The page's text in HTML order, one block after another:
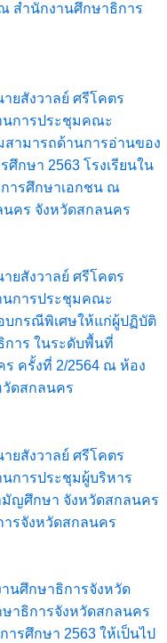
สำนักงานศึกษาธิการ
ยสังวาลย์ ศรีโคตร
นการประชุมคณะ
สามารถด้านการอ่านของ
กษา 2563 โรงเรียนใน
ารศึกษาเอกชน ณ
นคร จังหวัดสกลนคร
ยสังวาลย์ ศรีโคตร
นการประชุมคณะ
บกรณีพิเศษให้แก่ผู้ปฏิบัติ
การ ในระดับพื้นที่
ครั้งที่ 2/2564 ณ ห้อง
ดสกลนคร
ยสังวาลย์ ศรีโคตร
การประชุมผู้บริหาร
มัญศึกษา จังหวัดสกลนคร
รจังหวัดสกลนคร
นศึกษาธิการจังหวัด
าธิการจังหวัดสกลนคร
รศึกษา 2563 ให้เป็นไป